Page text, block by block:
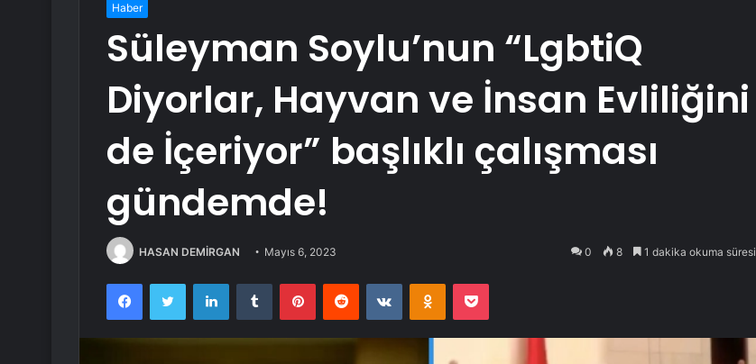
Haber
Süleyman Soylu’nun “LgbtiQ
Diyorlar, Hayvan ve İnsan Evliliğini
de İçeriyor” başlıklı çalışması
gündemde!
HASAN DEMİRGAN Mayıs 6, 2023 0 8 1 dakika okuma süresi
FacebookTwitter LinkedInTumblr PinterestReddit VKontakteOdnoklassniki
Pocket